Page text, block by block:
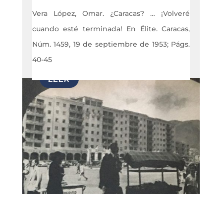
Vera López, Omar. ¿Caracas? … ¡Volveré
cuando esté terminada! En Élite. Caracas,
Núm. 1459, 19 de septiembre de 1953; Págs.
40-45